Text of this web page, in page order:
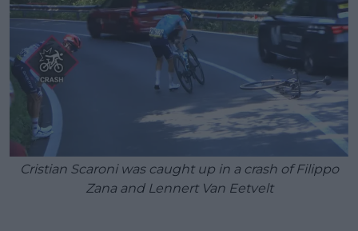
Cristian Scaroni was caught up in a crash of Filippo
Zana and Lennert Van Eetvelt